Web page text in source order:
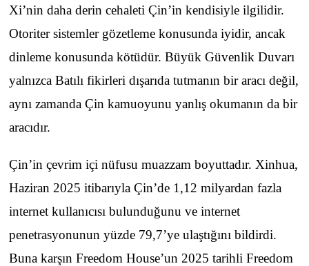
Xi’nin daha derin cehaleti Çin’in kendisiyle ilgilidir.
Otoriter sistemler gözetleme konusunda iyidir, ancak
dinleme konusunda kötüdür. Büyük Güvenlik Duvarı
yalnızca Batılı fikirleri dışarıda tutmanın bir aracı değil,
aynı zamanda Çin kamuoyunu yanlış okumanın da bir
aracıdır.
Çin’in çevrim içi nüfusu muazzam boyuttadır. Xinhua,
Haziran 2025 itibarıyla Çin’de 1,12 milyardan fazla
internet kullanıcısı bulunduğunu ve internet
penetrasyonunun yüzde 79,7’ye ulaştığını bildirdi.
Buna karşın Freedom House’un 2025 tarihli Freedom